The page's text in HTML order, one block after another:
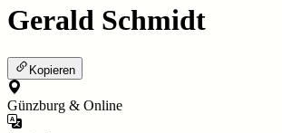
Gerald Schmidt
Kopieren
Günzburg & Online